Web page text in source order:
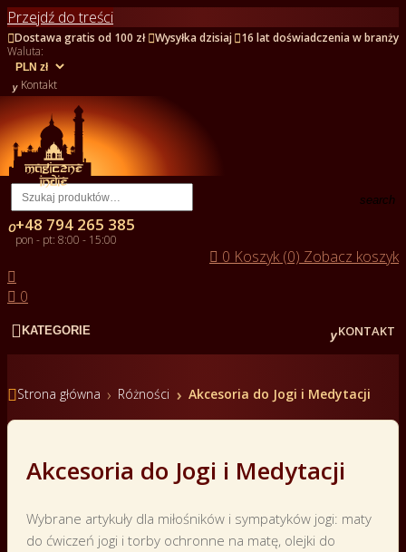
Przejdź do treści
Dostawa gratis od 100 zł Wysyłka dzisiaj 16 lat doświadczenia w branży
Waluta:
 Kontakt
search
+48 794 265 385
pon - pt: 8:00 - 15:00
 0 Koszyk (0) Zobacz koszyk

 0
 KATEGORIE KONTAKT
Strona główna Różności Akcesoria do Jogi i Medytacji
Akcesoria do Jogi i Medytacji
Wybrane artykuły dla miłośników i sympatyków jogi: maty
do ćwiczeń jogi i torby ochronne na matę, olejki do